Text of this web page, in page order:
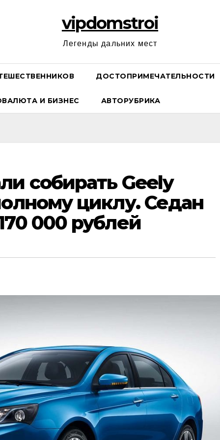
vipdomstroi
Легенды дальних мест
ДОСТОПРИМЕЧАТЕЛЬНОСТИ
И БИЗНЕС АВТОРУБРИКА
собирать Geely
циклу. Седан
000 рублей